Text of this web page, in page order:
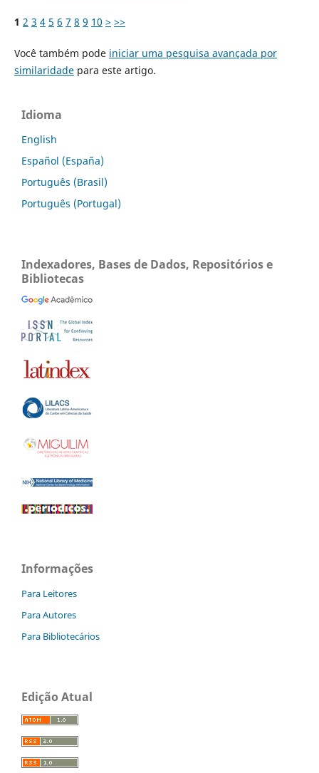
1 2 3 4 5 6 7 8 9 10 > >>
Você também pode iniciar uma pesquisa avançada por
similaridadepara este artigo.
Idioma
English
Español (España)
Português (Brasil)
Português (Portugal)
Indexadores, Bases de Dados, Repositórios e
Bibliotecas
Informações
Para Leitores
Para Autores
Para Bibliotecários
Edição Atual